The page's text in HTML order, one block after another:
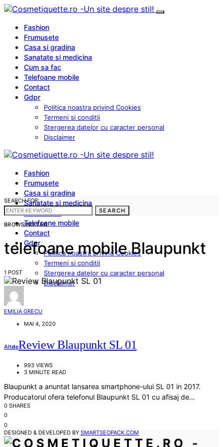
Fashion
Frumusete
Casa si gradina
Sanatate si medicina
Cum sa fac
Telefoane mobile
Contact
Gdpr
Politica noastra privind Cookies
Termeni si conditii
Stergerea datelor cu caracter personal
Disclaimer
Fashion
Frumusete
Casa si gradina
Sanatate si medicina
Cum sa fac
Telefoane mobile
Contact
Gdpr
Politica noastra privind Cookies
Termeni si conditii
Stergerea datelor cu caracter personal
Disclaimer
SEARCH FOR:
SEARCH
BROWSING TAG
telefoane mobile Blaupunkt
1 POST
EMILIA GRECU
MAI 4, 2020
AlteleReview Blaupunkt SL 01
993 VIEWS
3 MINUTE READ
Blaupunkt a anuntat lansarea smartphone-ului SL 01 in 2017.
Producatorul ofera telefonul Blaupunkt SL 01 cu afisaj de…
0 SHARES
0
0
DESIGNED & DEVELOPED BY SMARTSEOPACK.COM